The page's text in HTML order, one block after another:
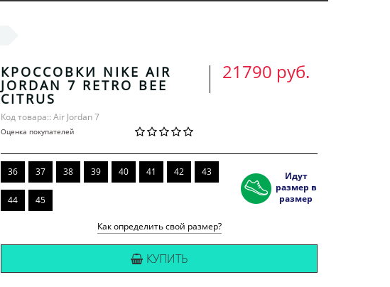
КРОССОВКИ NIKE AIR
JORDAN 7 RETRO BEE
CITRUS
Код товара:: Air Jordan 7
Оценка покупателей
21790 руб.
36 37 38 39 40 41 42 43
44 45
Идут
размер в
размер
Как определить свой размер?
КУПИТЬ